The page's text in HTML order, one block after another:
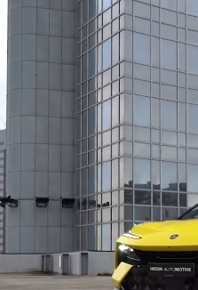
Wij zoeken
én doen, met
auto’s als wij.
jouw liefde voor
vakmanschap
inspireert? Bij
je meer dan
uitdaging, meer
ontwikkeling en